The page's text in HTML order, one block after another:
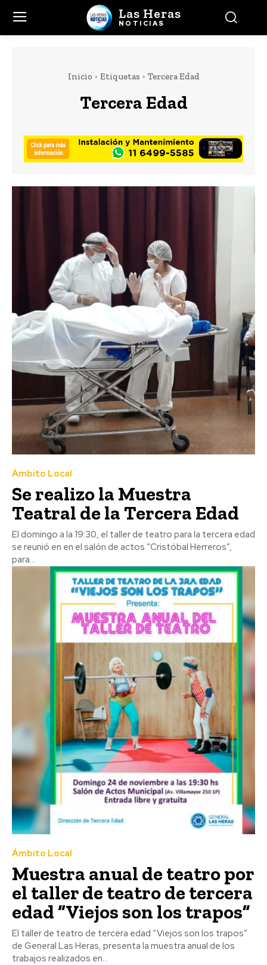
Las Heras
NOTICIAS
Inicio Etiquetas Tercera Edad
Tercera Edad
Ámbito Local
Se realizo la Muestra
Teatral de la Tercera Edad
El domingo a la 19:30, el taller de teatro para la tercera edad
se reunió en en el salón de actos “Cristóbal Herreros”,
para...
Ámbito Local
Muestra anual de teatro por
el taller de teatro de tercera
edad “Viejos son los trapos”
El taller de teatro de tercera edad “Viejos son los trapos”
de General Las Heras, presenta la muestra anual de los
trabajos realizados en...